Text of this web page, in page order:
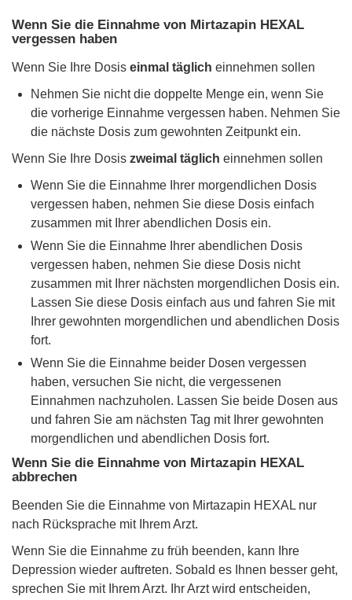
Wenn Sie die Einnahme von Mirtazapin HEXAL
vergessen haben
Wenn Sie Ihre Dosis einmal täglich einnehmen sollen
Nehmen Sie nicht die doppelte Menge ein, wenn Sie
die vorherige Einnahme vergessen haben. Nehmen Sie
die nächste Dosis zum gewohnten Zeitpunkt ein.
Wenn Sie Ihre Dosis zweimal täglich einnehmen sollen
Wenn Sie die Einnahme Ihrer morgendlichen Dosis
vergessen haben, nehmen Sie diese Dosis einfach
zusammen mit Ihrer abendlichen Dosis ein.
Wenn Sie die Einnahme Ihrer abendlichen Dosis
vergessen haben, nehmen Sie diese Dosis nicht
zusammen mit Ihrer nächsten morgendlichen Dosis ein.
Lassen Sie diese Dosis einfach aus und fahren Sie mit
Ihrer gewohnten morgendlichen und abendlichen Dosis
fort.
Wenn Sie die Einnahme beider Dosen vergessen
haben, versuchen Sie nicht, die vergessenen
Einnahmen nachzuholen. Lassen Sie beide Dosen aus
und fahren Sie am nächsten Tag mit Ihrer gewohnten
morgendlichen und abendlichen Dosis fort.
Wenn Sie die Einnahme von Mirtazapin HEXAL
abbrechen
Beenden Sie die Einnahme von Mirtazapin HEXAL nur
nach Rücksprache mit Ihrem Arzt.
Wenn Sie die Einnahme zu früh beenden, kann Ihre
Depression wieder auftreten. Sobald es Ihnen besser geht,
sprechen Sie mit Ihrem Arzt. Ihr Arzt wird entscheiden,